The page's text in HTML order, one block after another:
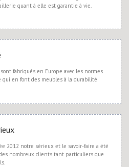
quant à elle est garantie à vie.
fabriqués en Europe avec les normes
qui en font des meubles à la durabilité
2012 notre sérieux et le savoir-faire a été
nombreux clients tant particuliers que